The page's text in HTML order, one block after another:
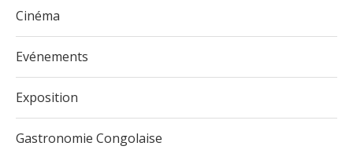
Cinéma
Evénements
Exposition
Gastronomie Congolaise